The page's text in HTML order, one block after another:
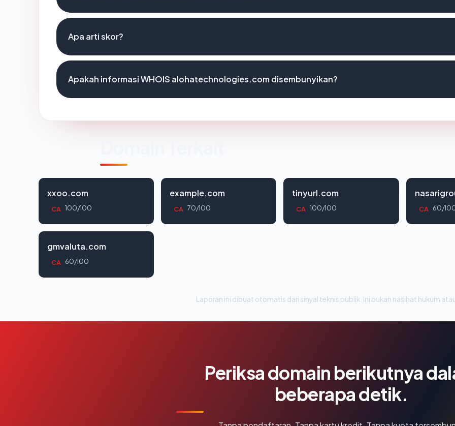
Apa arti skor?
Apakah informasi WHOIS alohatechnologies.com disembunyikan?
xxoo.com
CA 100/100
example.com
CA 70/100
tinyurl.com
CA 100/100 CA 60/
gmvaluta.com
CA 60/100
Laporan ini dibuat otomatis dari sinyal teknis publik. Ini bukan nasihat hukum
Periksa domain berikutnya
beberapa detik.